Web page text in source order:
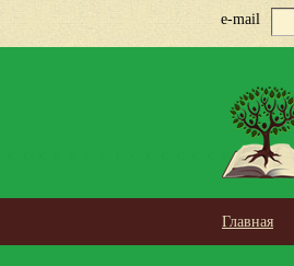
e-mail
Главная